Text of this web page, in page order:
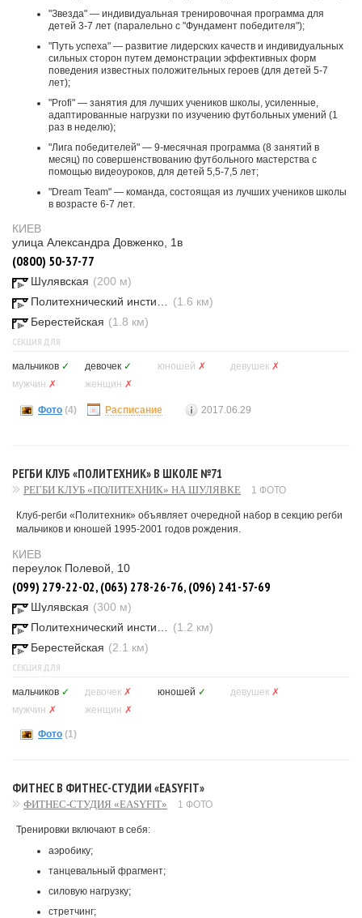
"Звезда" — индивидуальная тренировочная программа для
детей 3-7 лет (паралельно с "Фундамент победителя");
"Путь успеха" — развитие лидерских качеств и индивидуальных
сильных сторон путем демонстрации эффективных форм
поведения известных положительных героев (для детей 5-7
лет);
"Profi" — занятия для лучших учеников школы, усиленные,
адаптированные нагрузки по изучению футбольных умений (1
раз в неделю);
"Лига победителей" — 9-месячная программа (8 занятий в
месяц) по совершенствованию футбольного мастерства с
помощью видеоуроков, для детей 5,5-7,5 лет;
"Dream Team" — команда, состоящая из лучших учеников школы
в возрасте 6-7 лет.
КИЕВ
улица Александра Довженко, 1в
(0800) 50-37-77
Шулявская (200 м)
(1.6 км)
Берестейская (1.8 км)
СЕКЦИЯ ДЛЯ
мальчиков ✓ девочек ✓ юношей ✗ девушек ✗
мужчин ✗ женщин ✗
Фото (4) Расписание 2017.06.29
РЕГБИ КЛУБ «ПОЛИТЕХНИК» В ШКОЛЕ №71
РЕГБИ КЛУБ «ПОЛИТЕХНИК» НА ШУЛЯВКЕ 1 ФОТО
Клуб-регби «Политехник» объявляет очередной набор в секцию регби
мальчиков и юношей 1995-2001 годов рождения.
КИЕВ
переулок Полевой, 10
(099) 279-22-02, (063) 278-26-76, (096) 241-57-69
Шулявская (300 м)
(1.2 км)
Берестейская (2.1 км)
СЕКЦИЯ ДЛЯ
мальчиков ✓ девочек ✗ юношей ✓ девушек ✗
мужчин ✗ женщин ✗
Фото (1)
ФИТНЕС В ФИТНЕС-СТУДИИ «EASYFIT»
ФИТНЕС-СТУДИЯ «EASYFIT» 1 ФОТО
Тренировки включают в себя:
аэробику;
танцевальный фрагмент;
силовую нагрузку;
стретчинг;